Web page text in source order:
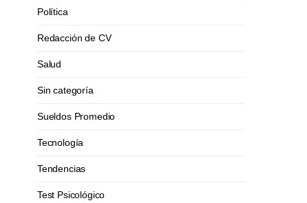
Política
Redacción de CV
Salud
Sin categoría
Sueldos Promedio
Tecnología
Tendencias
Test Psicológico